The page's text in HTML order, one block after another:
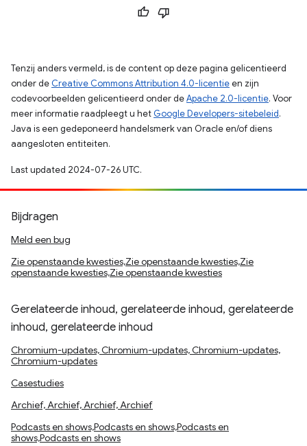
Tenzij anders vermeld, is de content op deze pagina gelicentieerd
onder de Creative Commons Attribution 4.0-licentieen zijn
codevoorbeelden gelicentieerd onder deApache 2.0-licentie. Voor
meer informatie raadpleegt u het Google Developers-sitebeleid.
Java is een gedeponeerd handelsmerk van Oracle en/of diens
aangesloten entiteiten.
Last updated 2024-07-26 UTC.
Bijdragen
Meld een bug
Zie openstaande kwesties,Zie openstaande kwesties,Zie
openstaande kwesties,Zie openstaande kwesties
Gerelateerde inhoud, gerelateerde inhoud, gerelateerde
inhoud, gerelateerde inhoud
Chromium-updates, Chromium-updates, Chromium-updates,
Chromium-updates
Casestudies
Archief, Archief, Archief, Archief
Podcasts en shows,Podcasts en shows,Podcasts en
shows,Podcasts en shows